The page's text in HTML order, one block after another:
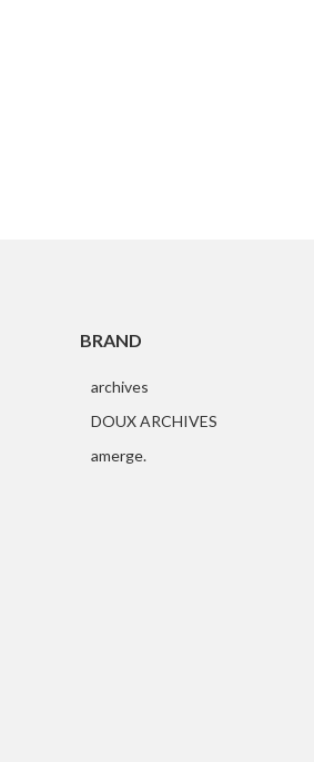
BRAND
archives
DOUX ARCHIVES
amerge.